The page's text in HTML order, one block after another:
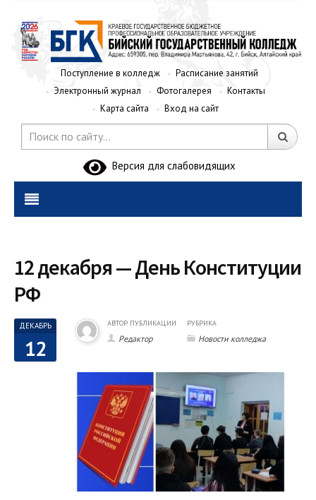
Поступление в колледж
Расписание занятий
Электронный журнал
Фотогалерея
Контакты
Карта сайта
Вход на сайт
Версия для слабовидящих
12 декабря — День Конституции
РФ
ДЕКАБРЬ
12
АВТОР ПУБЛИКАЦИИ
Редактор
РУБРИКА
Новости колледжа